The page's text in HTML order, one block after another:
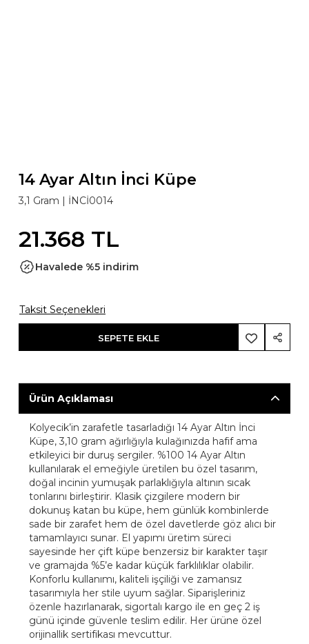
14 Ayar Altın İnci Küpe
3,1 Gram | İNCİ0014
21.368 TL
Havalede %5 indirim
Taksit Seçenekleri
SEPETE EKLE
Ürün Açıklaması
Kolyecik’in zarafetle tasarladığı 14 Ayar Altın İnci
Küpe, 3,10 gram ağırlığıyla kulağınızda hafif ama
etkileyici bir duruş sergiler. %100 14 Ayar Altın
kullanılarak el emeğiyle üretilen bu özel tasarım,
doğal incinin yumuşak parlaklığıyla altının sıcak
tonlarını birleştirir. Klasik çizgilere modern bir
dokunuş katan bu küpe, hem günlük kombinlerde
sade bir zarafet hem de özel davetlerde göz alıcı bir
tamamlayıcı sunar. El yapımı üretim süreci
sayesinde her çift küpe benzersiz bir karakter taşır
ve gramajda %5’e kadar küçük farklılıklar olabilir.
Konforlu kullanımı, kaliteli işçiliği ve zamansız
tasarımıyla her stile uyum sağlar. Siparişleriniz
özenle hazırlanarak, sigortalı kargo ile en geç 2 iş
günü içinde güvenle teslim edilir. Her ürüne özel
orijinallik sertifikası mevcuttur.